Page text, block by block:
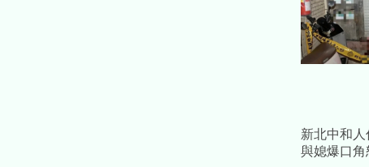
新北中和
與媳爆口角